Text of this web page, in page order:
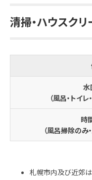
清掃・ハウスク
水
（風呂・トイ
時
（風呂掃除のみ
札幌市内及び近郊は